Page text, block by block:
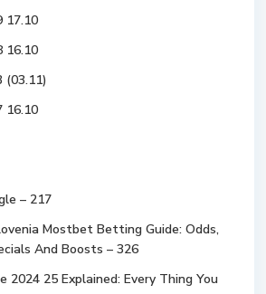
17.10
16.10
(03.11)
16.10
– 217
Mostbet Betting Guide: Odds,
And Boosts – 326
2024 25 Explained: Every Thing You